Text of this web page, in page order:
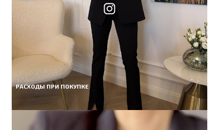
РАСХОДЫ ПРИ ПОКУПКЕ